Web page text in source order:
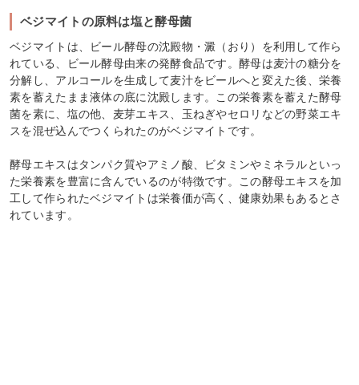
ベジマイトの原料は塩と酵母菌
ベジマイトは、ビール酵母の沈殿物・澱（おり）を利用して作ら
れている、ビール酵母由来の発酵食品です。酵母は麦汁の糖分を
分解し、アルコールを生成して麦汁をビールへと変えた後、栄養
素を蓄えたまま液体の底に沈殿します。この栄養素を蓄えた酵母
菌を素に、塩の他、麦芽エキス、玉ねぎやセロリなどの野菜エキ
スを混ぜ込んでつくられたのがベジマイトです。
酵母エキスはタンパク質やアミノ酸、ビタミンやミネラルといっ
た栄養素を豊富に含んでいるのが特徴です。この酵母エキスを加
工して作られたベジマイトは栄養価が高く、健康効果もあるとさ
れています。